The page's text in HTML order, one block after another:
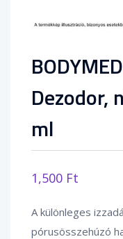
Dezodor,
ml
1,500 Ft
A különleges
pórusösszehúzó